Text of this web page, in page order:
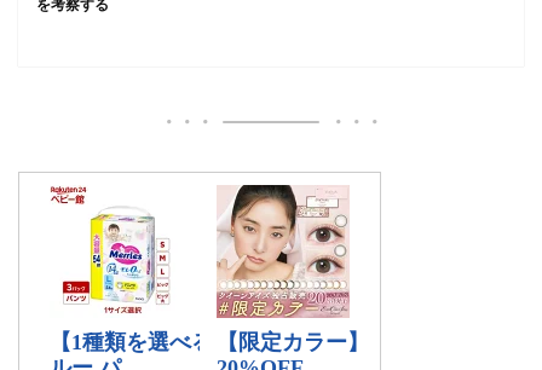
を考察する